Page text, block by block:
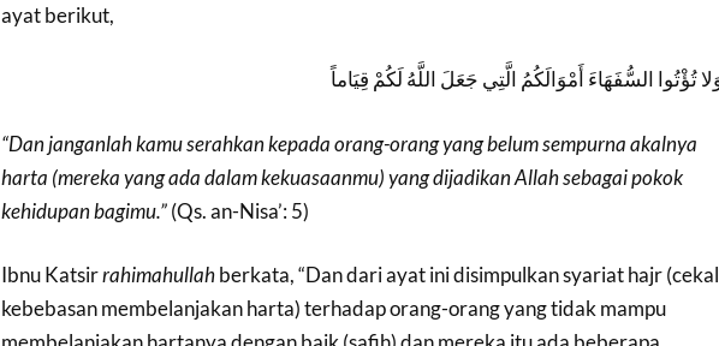
ayat berikut,
“Dan janganlah kamu serahkan kepada orang-orang yang belum sempurna akalnya
harta (mereka yang ada dalam kekuasaanmu) yang dijadikan Allah sebagai pokok
kehidupan bagimu.”(Qs. an-Nisa’: 5)
Ibnu Katsirrahimahullahberkata, “Dan dari ayat ini disimpulkan syariat hajr (cekal
kebebasan membelanjakan harta) terhadap orang-orang yang tidak mampu